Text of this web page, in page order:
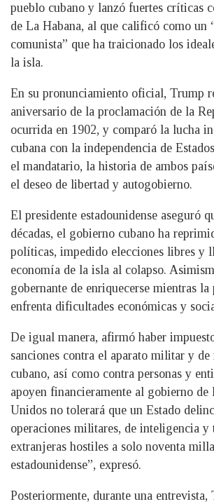
pueblo cubano y lanzó fuertes críticas
de La Habana, al que calificó como un
comunista” que ha traicionado los
la isla.
En su pronunciamiento oficial, Trump
aniversario de la proclamación de la
ocurrida en 1902, y comparó la lucha
cubana con la independencia de
el mandatario, la historia de ambos
el deseo de libertad y autogobierno.
El presidente estadounidense aseguró
décadas, el gobierno cubano ha
políticas, impedido elecciones libres y
economía de la isla al colapso.
gobernante de enriquecerse mientras
enfrenta dificultades económicas y
De igual manera, afirmó haber
sanciones contra el aparato militar y
cubano, así como contra personas y
apoyen financieramente al gobierno de
Unidos no tolerará que un Estado
operaciones militares, de inteligencia y
extranjeras hostiles a solo noventa
estadounidense”, expresó.
Posteriormente, durante una